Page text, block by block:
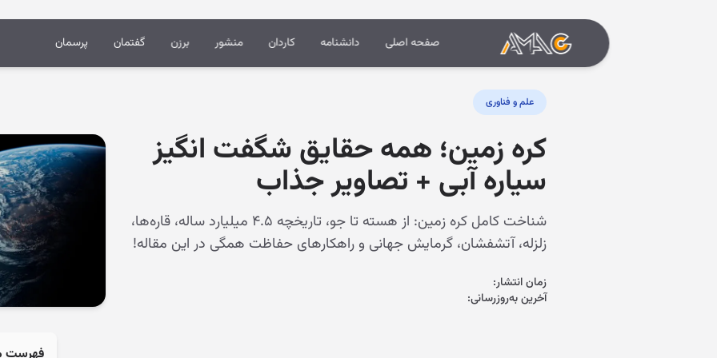
صفحه اصلی دانشنامه کاردان منشور برزن گفتمان پرسمان
علم و فناوری
کره زمین؛ همه حقایق شگفت انگیز
سیاره آبی + تصاویر جذاب
شناخت کامل کره زمین: از هسته تا جو، تاریخچه ۴.۵ میلیارد ساله، قاره‌ها،
زلزله، آتشفشان، گرمایش جهانی و راهکارهای حفاظت همگی در این مقاله!
زمان انتشار:
آخرین به‌روزرسانی: